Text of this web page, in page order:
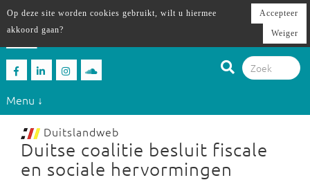
Menu ↓
Duitslandweb
Duitse coalitie besluit fiscale
en sociale hervormingen
Op deze site worden cookies gebruikt, wilt u hiermee
akkoord gaan?
Accepteer
Weiger